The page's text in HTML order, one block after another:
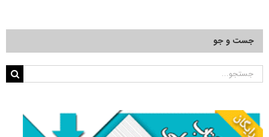
جست و جو
جستجو